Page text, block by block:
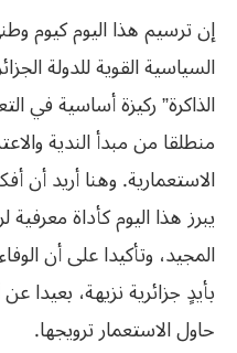
إن ترسيم هذا اليوم كيوم
السياسية القوية للدولة
الذاكرة” ركيزة أساسية في
منطلقا من مبدأ الندية
الاستعمارية. وهنا أريد أن
يبرز هذا اليوم كأداة
المجيد، وتأكيدا على أن
بأيدٍ جزائرية نزيهة، بعيدا
حاول الاستعمار ترويجها.